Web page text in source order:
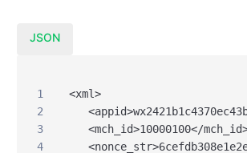
JSON
1
<xml>
2
3
<mch_id>10000100</
4